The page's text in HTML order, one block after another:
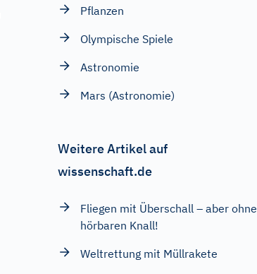
Pflanzen
Olympische Spiele
Astronomie
Mars (Astronomie)
Weitere Artikel auf
wissenschaft.de
Fliegen mit Überschall – aber ohne
hörbaren Knall!
Weltrettung mit Müllrakete